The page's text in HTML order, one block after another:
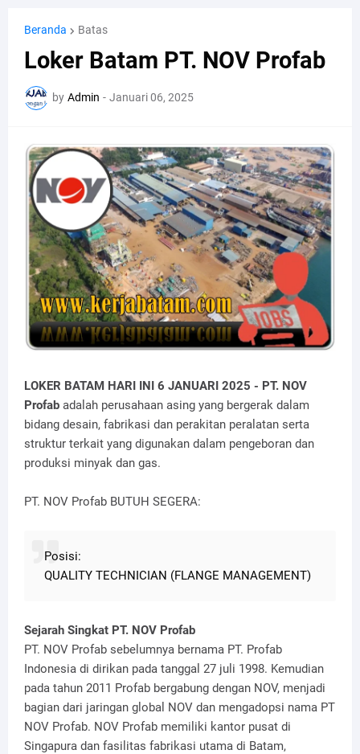
Beranda Batas
Loker Batam PT. NOV Profab
by Admin - Januari 06, 2025
LOKER BATAM HARI INI 6 JANUARI 2025 - PT. NOV
Profab adalah perusahaan asing yang bergerak dalam
bidang desain, fabrikasi dan perakitan peralatan serta
struktur terkait yang digunakan dalam pengeboran dan
produksi minyak dan gas.
PT. NOV Profab BUTUH SEGERA:
Posisi:
QUALITY TECHNICIAN (FLANGE MANAGEMENT)
Sejarah Singkat PT. NOV Profab
PT. NOV Profab sebelumnya bernama PT. Profab
Indonesia di dirikan pada tanggal 27 juli 1998. Kemudian
pada tahun 2011 Profab bergabung dengan NOV, menjadi
bagian dari jaringan global NOV dan mengadopsi nama PT
NOV Profab. NOV Profab memiliki kantor pusat di
Singapura dan fasilitas fabrikasi utama di Batam,